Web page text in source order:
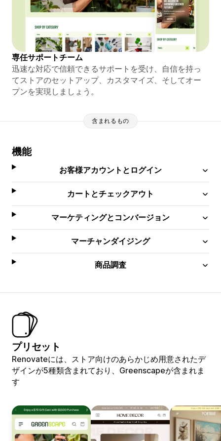
専任サポートチーム
迅速な対応で信頼できるサポートを受け、自信を持っ
てストアのセットアップ、カスタマイズ、そしてオー
プンを実現しましょう。
含まれるもの
機能
お客様アカウントとログイン
カートとチェックアウト
マーケティングとコンバージョン
マーチャンダイジング
商品調査
プリセット
Renovateには、ストア向けのあらかじめ用意されたデ
ザインが5種類含まれており、Greenscapeが含まれま
す